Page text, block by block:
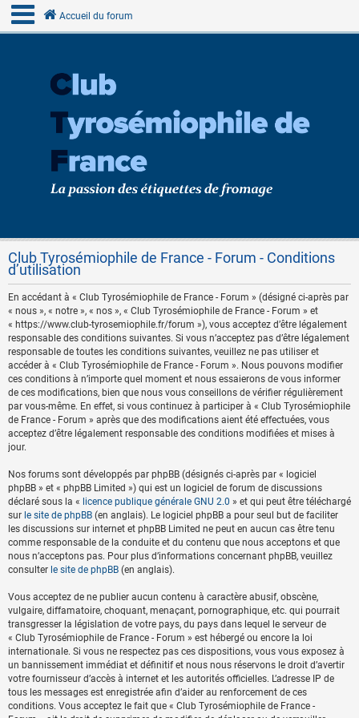
Accueil du forum
Club Tyrosémiophile de France - Forum - Conditions
d’utilisation
En accédant à « Club Tyrosémiophile de France - Forum » (désigné ci-après par
« nous », « notre », « nos », « Club Tyrosémiophile de France - Forum » et
« https://www.club-tyrosemiophile.fr/forum »), vous acceptez d’être légalement
responsable des conditions suivantes. Si vous n’acceptez pas d’être légalement
responsable de toutes les conditions suivantes, veuillez ne pas utiliser et
accéder à « Club Tyrosémiophile de France - Forum ». Nous pouvons modifier
ces conditions à n’importe quel moment et nous essaierons de vous informer
de ces modifications, bien que nous vous conseillons de vérifier régulièrement
par vous-même. En effet, si vous continuez à participer à « Club Tyrosémiophile
de France - Forum » après que des modifications aient été effectuées, vous
acceptez d’être légalement responsable des conditions modifiées et mises à
jour.
Nos forums sont développés par phpBB (désignés ci-après par « logiciel
phpBB » et « phpBB Limited ») qui est un logiciel de forum de discussions
déclaré sous la « licence publique générale GNU 2.0 » et qui peut être téléchargé
sur le site de phpBB (en anglais). Le logiciel phpBB a pour seul but de faciliter
les discussions sur internet et phpBB Limited ne peut en aucun cas être tenu
comme responsable de la conduite et du contenu que nous acceptons et que
nous n’acceptons pas. Pour plus d’informations concernant phpBB, veuillez
consulter le site de phpBB (en anglais).
Vous acceptez de ne publier aucun contenu à caractère abusif, obscène,
vulgaire, diffamatoire, choquant, menaçant, pornographique, etc. qui pourrait
transgresser la législation de votre pays, du pays dans lequel le serveur de
« Club Tyrosémiophile de France - Forum » est hébergé ou encore la loi
internationale. Si vous ne respectez pas ces dispositions, vous vous exposez à
un bannissement immédiat et définitif et nous nous réservons le droit d’avertir
votre fournisseur d’accès à internet et les autorités officielles. L’adresse IP de
tous les messages est enregistrée afin d’aider au renforcement de ces
conditions. Vous acceptez le fait que « Club Tyrosémiophile de France -